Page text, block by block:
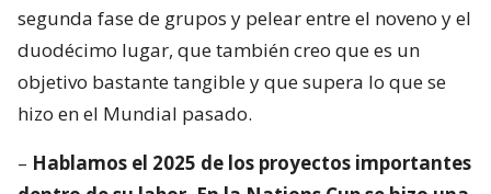
segunda fase de grupos y pelear entre el noveno y el
duodécimo lugar, que también creo que es un
objetivo bastante tangible y que supera lo que se
hizo en el Mundial pasado.
– Hablamos el 2025 de los proyectos importantes